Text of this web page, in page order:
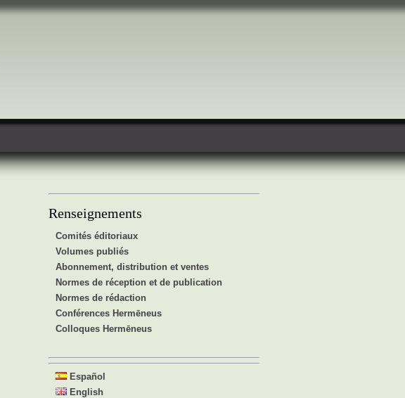
Renseignements
Comités éditoriaux
Volumes publiés
Abonnement, distribution et ventes
Normes de réception et de publication
Normes de rédaction
Conférences Hermēneus
Colloques Hermēneus
Español
English